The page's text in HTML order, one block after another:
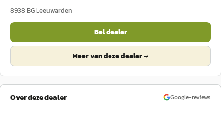
8938 BGLeeuwarden
Bel dealer
Meer van deze dealer →
Over deze dealer Google-reviews